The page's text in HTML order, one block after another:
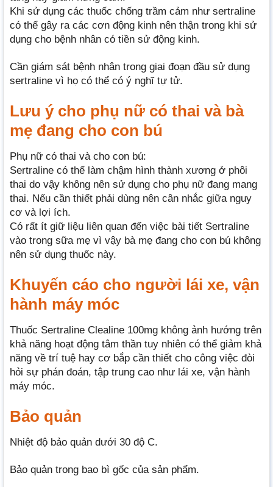
Khi sử dụng các thuốc chống trầm cảm như sertraline
có thể gây ra các cơn động kinh nên thận trong khi sử
dụng cho bệnh nhân có tiền sử động kinh.
Cần giám sát bệnh nhân trong giai đoạn đầu sử dụng
sertraline vì họ có thể có ý nghĩ tự tử.
Lưu ý cho phụ nữ có thai và bà
mẹ đang cho con bú
Phụ nữ có thai và cho con bú:
Sertraline có thể làm chậm hình thành xương ở phôi
thai do vậy không nên sử dụng cho phụ nữ đang mang
thai. Nếu cần thiết phải dùng nên cân nhắc giữa nguy
cơ và lợi ích.
Có rất ít giữ liệu liên quan đến việc bài tiết Sertraline
vào trong sữa mẹ vì vậy bà mẹ đang cho con bú không
nên sử dụng thuốc này.
Khuyến cáo cho người lái xe, vận
hành máy móc
Thuốc Sertraline Clealine 100mg không ảnh hướng trên
khả năng hoạt động tâm thần tuy nhiên có thể giảm khả
năng về trí tuệ hay cơ bắp cần thiết cho công việc đòi
hỏi sự phán đoán, tập trung cao như lái xe, vận hành
máy móc.
Bảo quản
Nhiệt độ bảo quản dưới 30 độ C.
Bảo quản trong bao bì gốc của sản phẩm.